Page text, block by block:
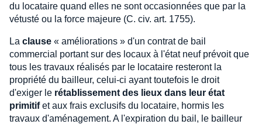
du locataire quand elles ne sont occasionnées que par la
vétusté ou la force majeure (C. civ. art. 1755).
La clause « améliorations » d'un contrat de bail
commercial portant sur des locaux à l'état neuf prévoit que
tous les travaux réalisés par le locataire resteront la
propriété du bailleur, celui-ci ayant toutefois le droit
d'exiger le rétablissement des lieux dans leur état
primitifet aux frais exclusifs du locataire, hormis les
travaux d'aménagement. A l'expiration du bail, le bailleur